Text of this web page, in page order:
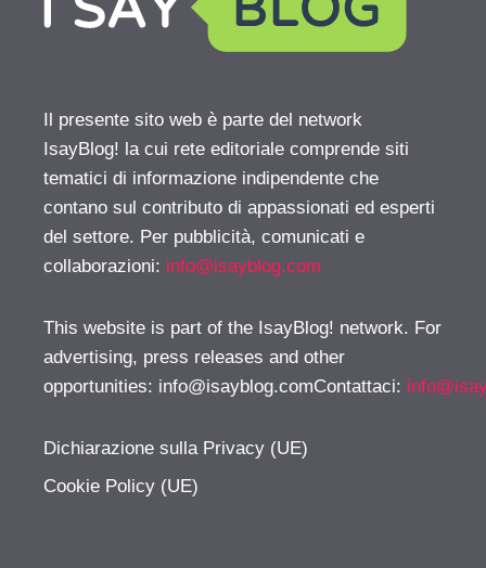
Il presente sito web è parte del network
IsayBlog! la cui rete editoriale comprende siti
tematici di informazione indipendente che
contano sul contributo di appassionati ed esperti
del settore. Per pubblicità, comunicati e
collaborazioni: info@isayblog.com
This website is part of the IsayBlog! network. For
advertising, press releases and other
opportunities: info@isayblog.comContattaci:
Dichiarazione sulla Privacy (UE)
Cookie Policy (UE)